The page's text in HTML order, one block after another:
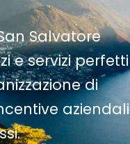
Salvatore
e servizi perfetti
di
aziendali